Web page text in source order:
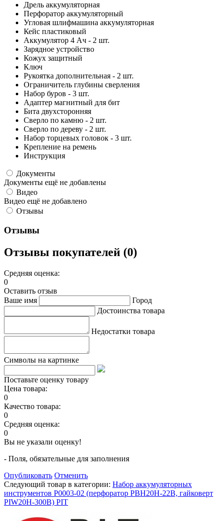
Дрель аккумуляторная
Перфоратор аккумуляторный
Угловая шлифмашина аккумуляторная
Кейс пластиковый
Аккумулятор 4 Ач - 2 шт.
Зарядное устройство
Кожух защитный
Ключ
Рукоятка дополнительная - 2 шт.
Ограничитель глубины сверления
Набор буров - 3 шт.
Адаптер магнитный для бит
Бита двухсторонняя
Сверло по камню - 2 шт.
Сверло по дереву - 2 шт.
Набор торцевых головок - 3 шт.
Крепление на ремень
Инструкция
Документы
Документы ещё не добавлены
Видео
Видео ещё не добавлено
Отзывы
Отзывы
Отзывы покупателей (0)
Средняя оценка:
0
Оставить отзыв
Ваше имя
Город
Достоинства товара
Недостатки товара
Символы на картинке
Поставьте оценку товару
Цена товара:
0
Качество товара:
0
Средняя оценка:
0
Вы не указали оценку!
- Поля, обязательные для заполнения
Опубликовать Отменить
Следующий товар в категории: Набор аккумуляторных
инструментов P0003-02 (перфоратор PBH20H-22B, гайковерт
PIW20H-300B) PIT